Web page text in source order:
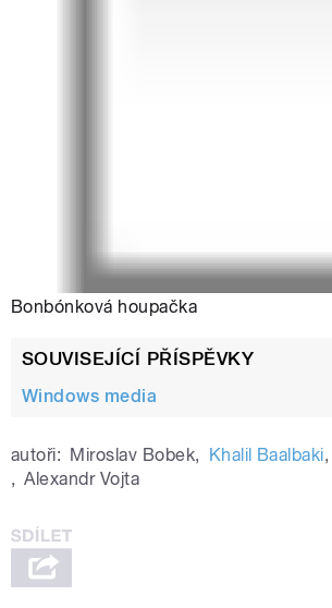
Bonbónková houpačka
SOUVISEJÍCÍ PŘÍSPĚVKY
Windows media
autoři: Miroslav Bobek, Khalil Baalbaki,
, Alexandr Vojta